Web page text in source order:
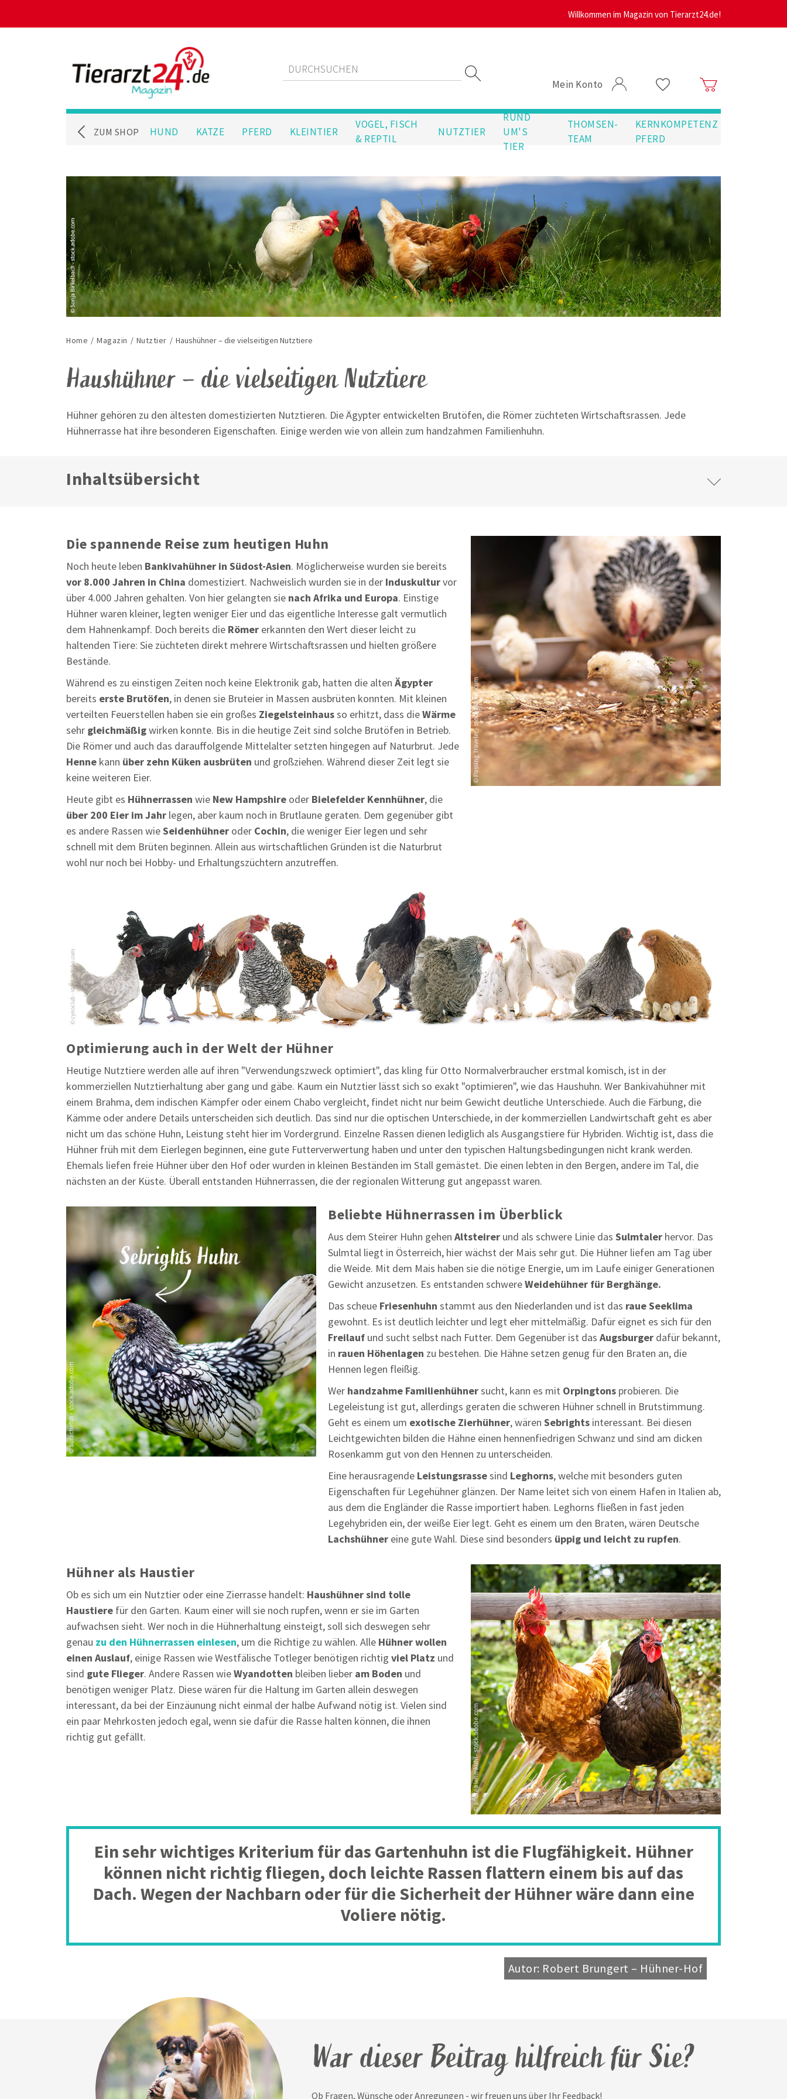
Willkommen im Magazin von Tierarzt24.de!
Mein Konto
ZUM SHOP HUND KATZE PFERD KLEINTIER
VOGEL, FISCH
& REPTIL
NUTZTIER
RUND
UM'S
TIER
THOMSEN-
TEAM
KERNKOMPETENZ
PFERD
Home / Magazin / Nutztier / Haushühner – die vielseitigen Nutztiere
Haushühner – die vielseitigen Nutztiere
Hühner gehören zu den ältesten domestizierten Nutztieren. Die Ägypter entwickelten Brutöfen, die Römer züchteten Wirtschaftsrassen. Jede
Hühnerrasse hat ihre besonderen Eigenschaften. Einige werden wie von allein zum handzahmen Familienhuhn.
Inhaltsübersicht
Die spannende Reise zum heutigen Huhn
Noch heute leben Bankivahühner in Südost-Asien. Möglicherweise wurden sie bereits
vor 8.000 Jahren in China domestiziert. Nachweislich wurden sie in der Induskulturvor
über 4.000 Jahren gehalten. Von hier gelangten sie nach Afrika und Europa. Einstige
Hühner waren kleiner, legten weniger Eier und das eigentliche Interesse galt vermutlich
dem Hahnenkampf. Doch bereits die Römer erkannten den Wert dieser leicht zu
haltenden Tiere: Sie züchteten direkt mehrere Wirtschaftsrassen und hielten größere
Bestände.
Während es zu einstigen Zeiten noch keine Elektronik gab, hatten die alten Ägypter
bereits erste Brutöfen, in denen sie Bruteier in Massen ausbrüten konnten. Mit kleinen
verteilten Feuerstellen haben sie ein großes Ziegelsteinhausso erhitzt, dass dieWärme
sehr gleichmäßigwirken konnte. Bis in die heutige Zeit sind solche Brutöfen in Betrieb.
Die Römer und auch das darauffolgende Mittelalter setzten hingegen auf Naturbrut. Jede
Henne kann über zehn Küken ausbrüten und großziehen. Während dieser Zeit legt sie
keine weiteren Eier.
Heute gibt es Hühnerrassen wie New Hampshire oder Bielefelder Kennhühner, die
über 200 Eier im Jahr legen, aber kaum noch in Brutlaune geraten. Dem gegenüber gibt
es andere Rassen wieSeidenhühner oder Cochin, die weniger Eier legen und sehr
schnell mit dem Brüten beginnen. Allein aus wirtschaftlichen Gründen ist die Naturbrut
wohl nur noch bei Hobby- und Erhaltungszüchtern anzutreffen.
Optimierung auch in der Welt der Hühner
Heutige Nutztiere werden alle auf ihren "Verwendungszweck optimiert", das kling für Otto Normalverbraucher erstmal komisch, ist in der
kommerziellen Nutztierhaltung aber gang und gäbe. Kaum ein Nutztier lässt sich so exakt "optimieren", wie das Haushuhn. Wer Bankivahühner mit
einem Brahma, dem indischen Kämpfer oder einem Chabo vergleicht, findet nicht nur beim Gewicht deutliche Unterschiede. Auch die Färbung, die
Kämme oder andere Details unterscheiden sich deutlich. Das sind nur die optischen Unterschiede, in der kommerziellen Landwirtschaft geht es aber
nicht um das schöne Huhn, Leistung steht hier im Vordergrund. Einzelne Rassen dienen lediglich als Ausgangstiere für Hybriden. Wichtig ist, dass die
Hühner früh mit dem Eierlegen beginnen, eine gute Futterverwertung haben und unter den typischen Haltungsbedingungen nicht krank werden.
Ehemals liefen freie Hühner über den Hof oder wurden in kleinen Beständen im Stall gemästet. Die einen lebten in den Bergen, andere im Tal, die
nächsten an der Küste. Überall entstanden Hühnerrassen, die der regionalen Witterung gut angepasst waren.
Beliebte Hühnerrassen im Überblick
Aus dem Steirer Huhn gehen Altsteirer und als schwere Linie das Sulmtaler hervor. Das
Sulmtal liegt in Österreich, hier wächst der Mais sehr gut. Die Hühner liefen am Tag über
die Weide. Mit dem Mais haben sie die nötige Energie, um im Laufe einiger Generationen
Gewicht anzusetzen. Es entstanden schwereWeidehühner für Berghänge.
Das scheue Friesenhuhn stammt aus den Niederlanden und ist das raue Seeklima
gewohnt. Es ist deutlich leichter und legt eher mittelmäßig. Dafür eignet es sich für den
Freilauf und sucht selbst nach Futter. Dem Gegenüber ist das Augsburger dafür bekannt,
in rauen Höhenlagen zu bestehen. Die Hähne setzen genug für den Braten an, die
Hennen legen fleißig.
Wer handzahme Familienhühnersucht, kann es mit Orpingtons probieren. Die
Legeleistung ist gut, allerdings geraten die schweren Hühner schnell in Brutstimmung.
Geht es einem um exotische Zierhühner, wären Sebrights interessant. Bei diesen
Leichtgewichten bilden die Hähne einen hennenfiedrigen Schwanz und sind am dicken
Rosenkamm gut von den Hennen zu unterscheiden.
Eine herausragende Leistungsrassesind Leghorns, welche mit besonders guten
Eigenschaften für Legehühner glänzen. Der Name leitet sich von einem Hafen in Italien ab,
aus dem die Engländer die Rasse importiert haben. Leghorns fließen in fast jeden
Legehybriden ein, der weiße Eier legt. Geht es einem um den Braten, wären Deutsche
Lachshühner eine gute Wahl. Diese sind besonders üppig und leicht zu rupfen.
Hühner als Haustier
Ob es sich um ein Nutztier oder eine Zierrasse handelt: Haushühner sind tolle
Haustiere für den Garten. Kaum einer will sie noch rupfen, wenn er sie im Garten
aufwachsen sieht. Wer noch in die Hühnerhaltung einsteigt, soll sich deswegen sehr
genau zu den Hühnerrassen einlesen, um die Richtige zu wählen. Alle Hühner wollen
einen Auslauf, einige Rassen wie Westfälische Totleger benötigen richtig viel Platz und
sind gute Flieger. Andere Rassen wieWyandotten bleiben lieber am Boden und
benötigen weniger Platz. Diese wären für die Haltung im Garten allein deswegen
interessant, da bei der Einzäunung nicht einmal der halbe Aufwand nötig ist. Vielen sind
ein paar Mehrkosten jedoch egal, wenn sie dafür die Rasse halten können, die ihnen
richtig gut gefällt.
Ein sehr wichtiges Kriterium für das Gartenhuhn ist die Flugfähigkeit. Hühner
können nicht richtig fliegen, doch leichte Rassen flattern einem bis auf das
Dach. Wegen der Nachbarn oder für die Sicherheit der Hühner wäre dann eine
Voliere nötig.
Autor: Robert Brungert – Hühner-Hof
War dieser Beitrag hilfreich für Sie?
Ob Fragen, Wünsche oder Anregungen - wir freuen uns über Ihr Feedback!